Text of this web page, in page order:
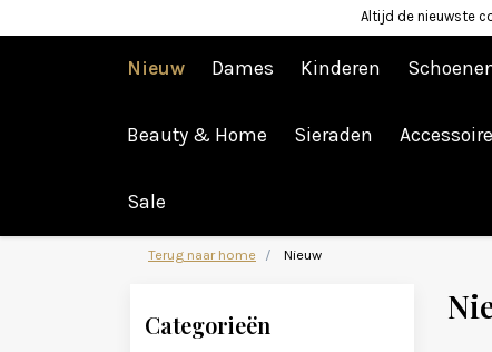
Altijd de nieuwste
Nieuw Dames Kinderen
Beauty & Home Sieraden
Sale
Afrekenen is uitgeschakeld.
Terug naar home Nieuw
Categorieën